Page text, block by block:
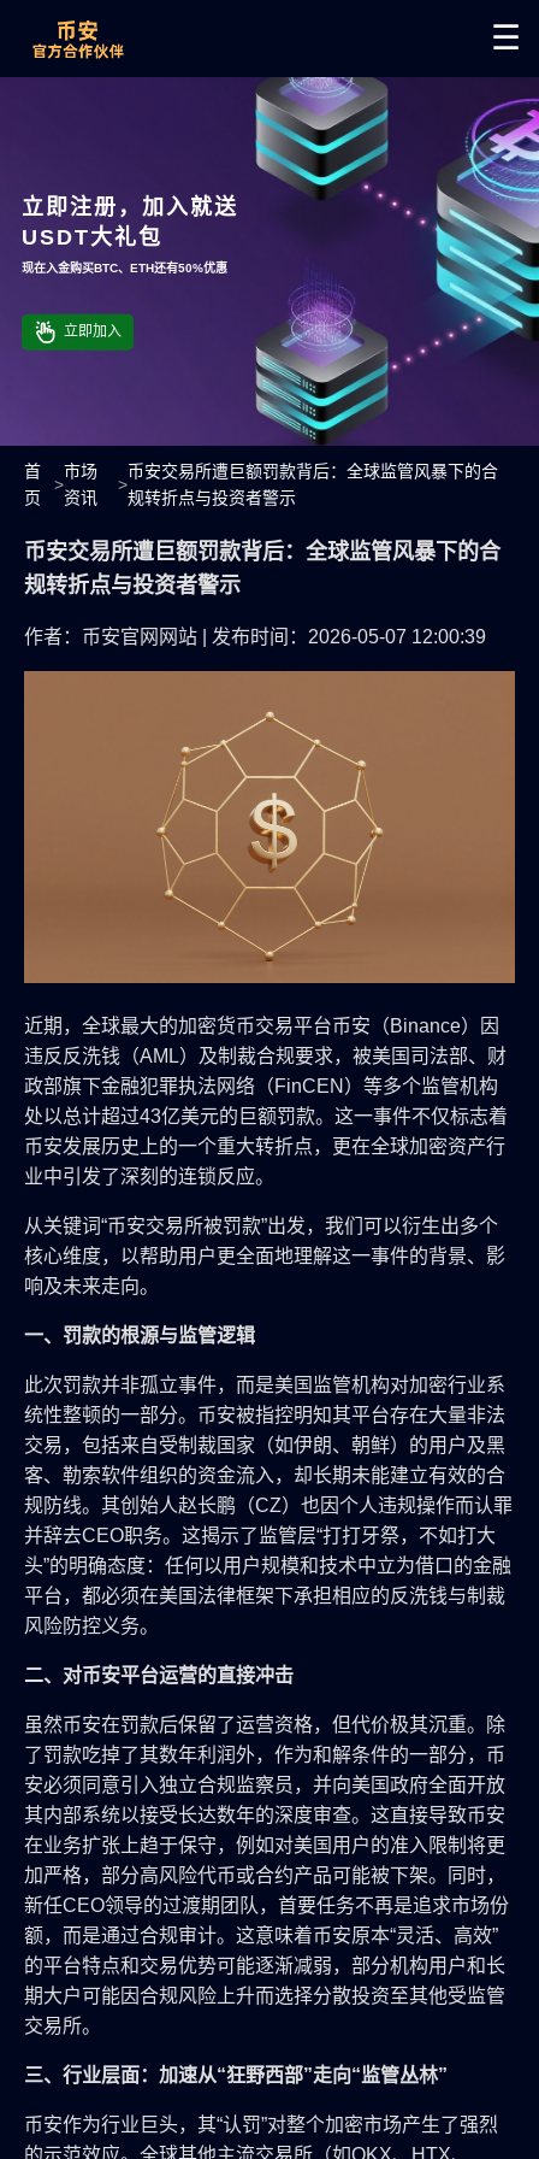
☰
立即注册，加入就送
USDT大礼包
现在入金购买BTC、ETH还有50%优惠
立即加入
首
页
>
市场
资讯
>
币安交易所遭巨额罚款背后：全球监管风暴下的合
规转折点与投资者警示
币安交易所遭巨额罚款背后：全球监管风暴下的合
规转折点与投资者警示
作者：币安官网网站 | 发布时间：2026-05-07 12:00:39
近期，全球最大的加密货币交易平台币安（Binance）因
违反反洗钱（AML）及制裁合规要求，被美国司法部、财
政部旗下金融犯罪执法网络（FinCEN）等多个监管机构
处以总计超过43亿美元的巨额罚款。这一事件不仅标志着
币安发展历史上的一个重大转折点，更在全球加密资产行
业中引发了深刻的连锁反应。
从关键词“币安交易所被罚款”出发，我们可以衍生出多个
核心维度，以帮助用户更全面地理解这一事件的背景、影
响及未来走向。
一、罚款的根源与监管逻辑
此次罚款并非孤立事件，而是美国监管机构对加密行业系
统性整顿的一部分。币安被指控明知其平台存在大量非法
交易，包括来自受制裁国家（如伊朗、朝鲜）的用户及黑
客、勒索软件组织的资金流入，却长期未能建立有效的合
规防线。其创始人赵长鹏（CZ）也因个人违规操作而认罪
并辞去CEO职务。这揭示了监管层“打打牙祭，不如打大
头”的明确态度：任何以用户规模和技术中立为借口的金融
平台，都必须在美国法律框架下承担相应的反洗钱与制裁
风险防控义务。
二、对币安平台运营的直接冲击
虽然币安在罚款后保留了运营资格，但代价极其沉重。除
了罚款吃掉了其数年利润外，作为和解条件的一部分，币
安必须同意引入独立合规监察员，并向美国政府全面开放
其内部系统以接受长达数年的深度审查。这直接导致币安
在业务扩张上趋于保守，例如对美国用户的准入限制将更
加严格，部分高风险代币或合约产品可能被下架。同时，
新任CEO领导的过渡期团队，首要任务不再是追求市场份
额，而是通过合规审计。这意味着币安原本“灵活、高效”
的平台特点和交易优势可能逐渐减弱，部分机构用户和长
期大户可能因合规风险上升而选择分散投资至其他受监管
交易所。
三、行业层面：加速从“狂野西部”走向“监管丛林”
币安作为行业巨头，其“认罚”对整个加密市场产生了强烈
的示范效应。全球其他主流交易所（如OKX、HTX、